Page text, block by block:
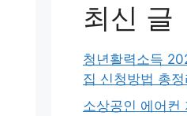
최신 글
청년활력소득
집 신청방법 총정
소상공인 에어컨